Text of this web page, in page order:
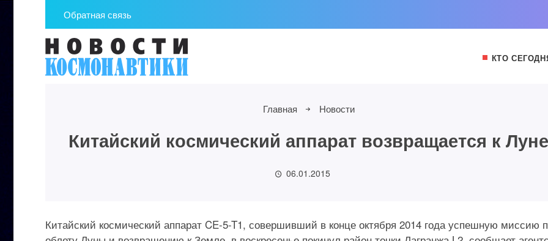
Обратная связь
КТО
Главная Новости
Китайский космический аппарат возвращается к
06.01.2015
Китайский космический аппарат CE-5-T1, совершивший в конце октября 2014 года успешную миссию